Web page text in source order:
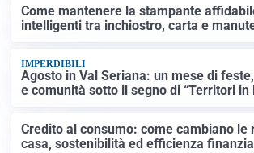
Come mantenere la stampante
intelligenti tra inchiostro, carta e
IMPERDIBILI
Agosto in Val Seriana: un mese di
e comunità sotto il segno di “Territori in
Credito al consumo: come cambiano le
casa, sostenibilità ed efficienza